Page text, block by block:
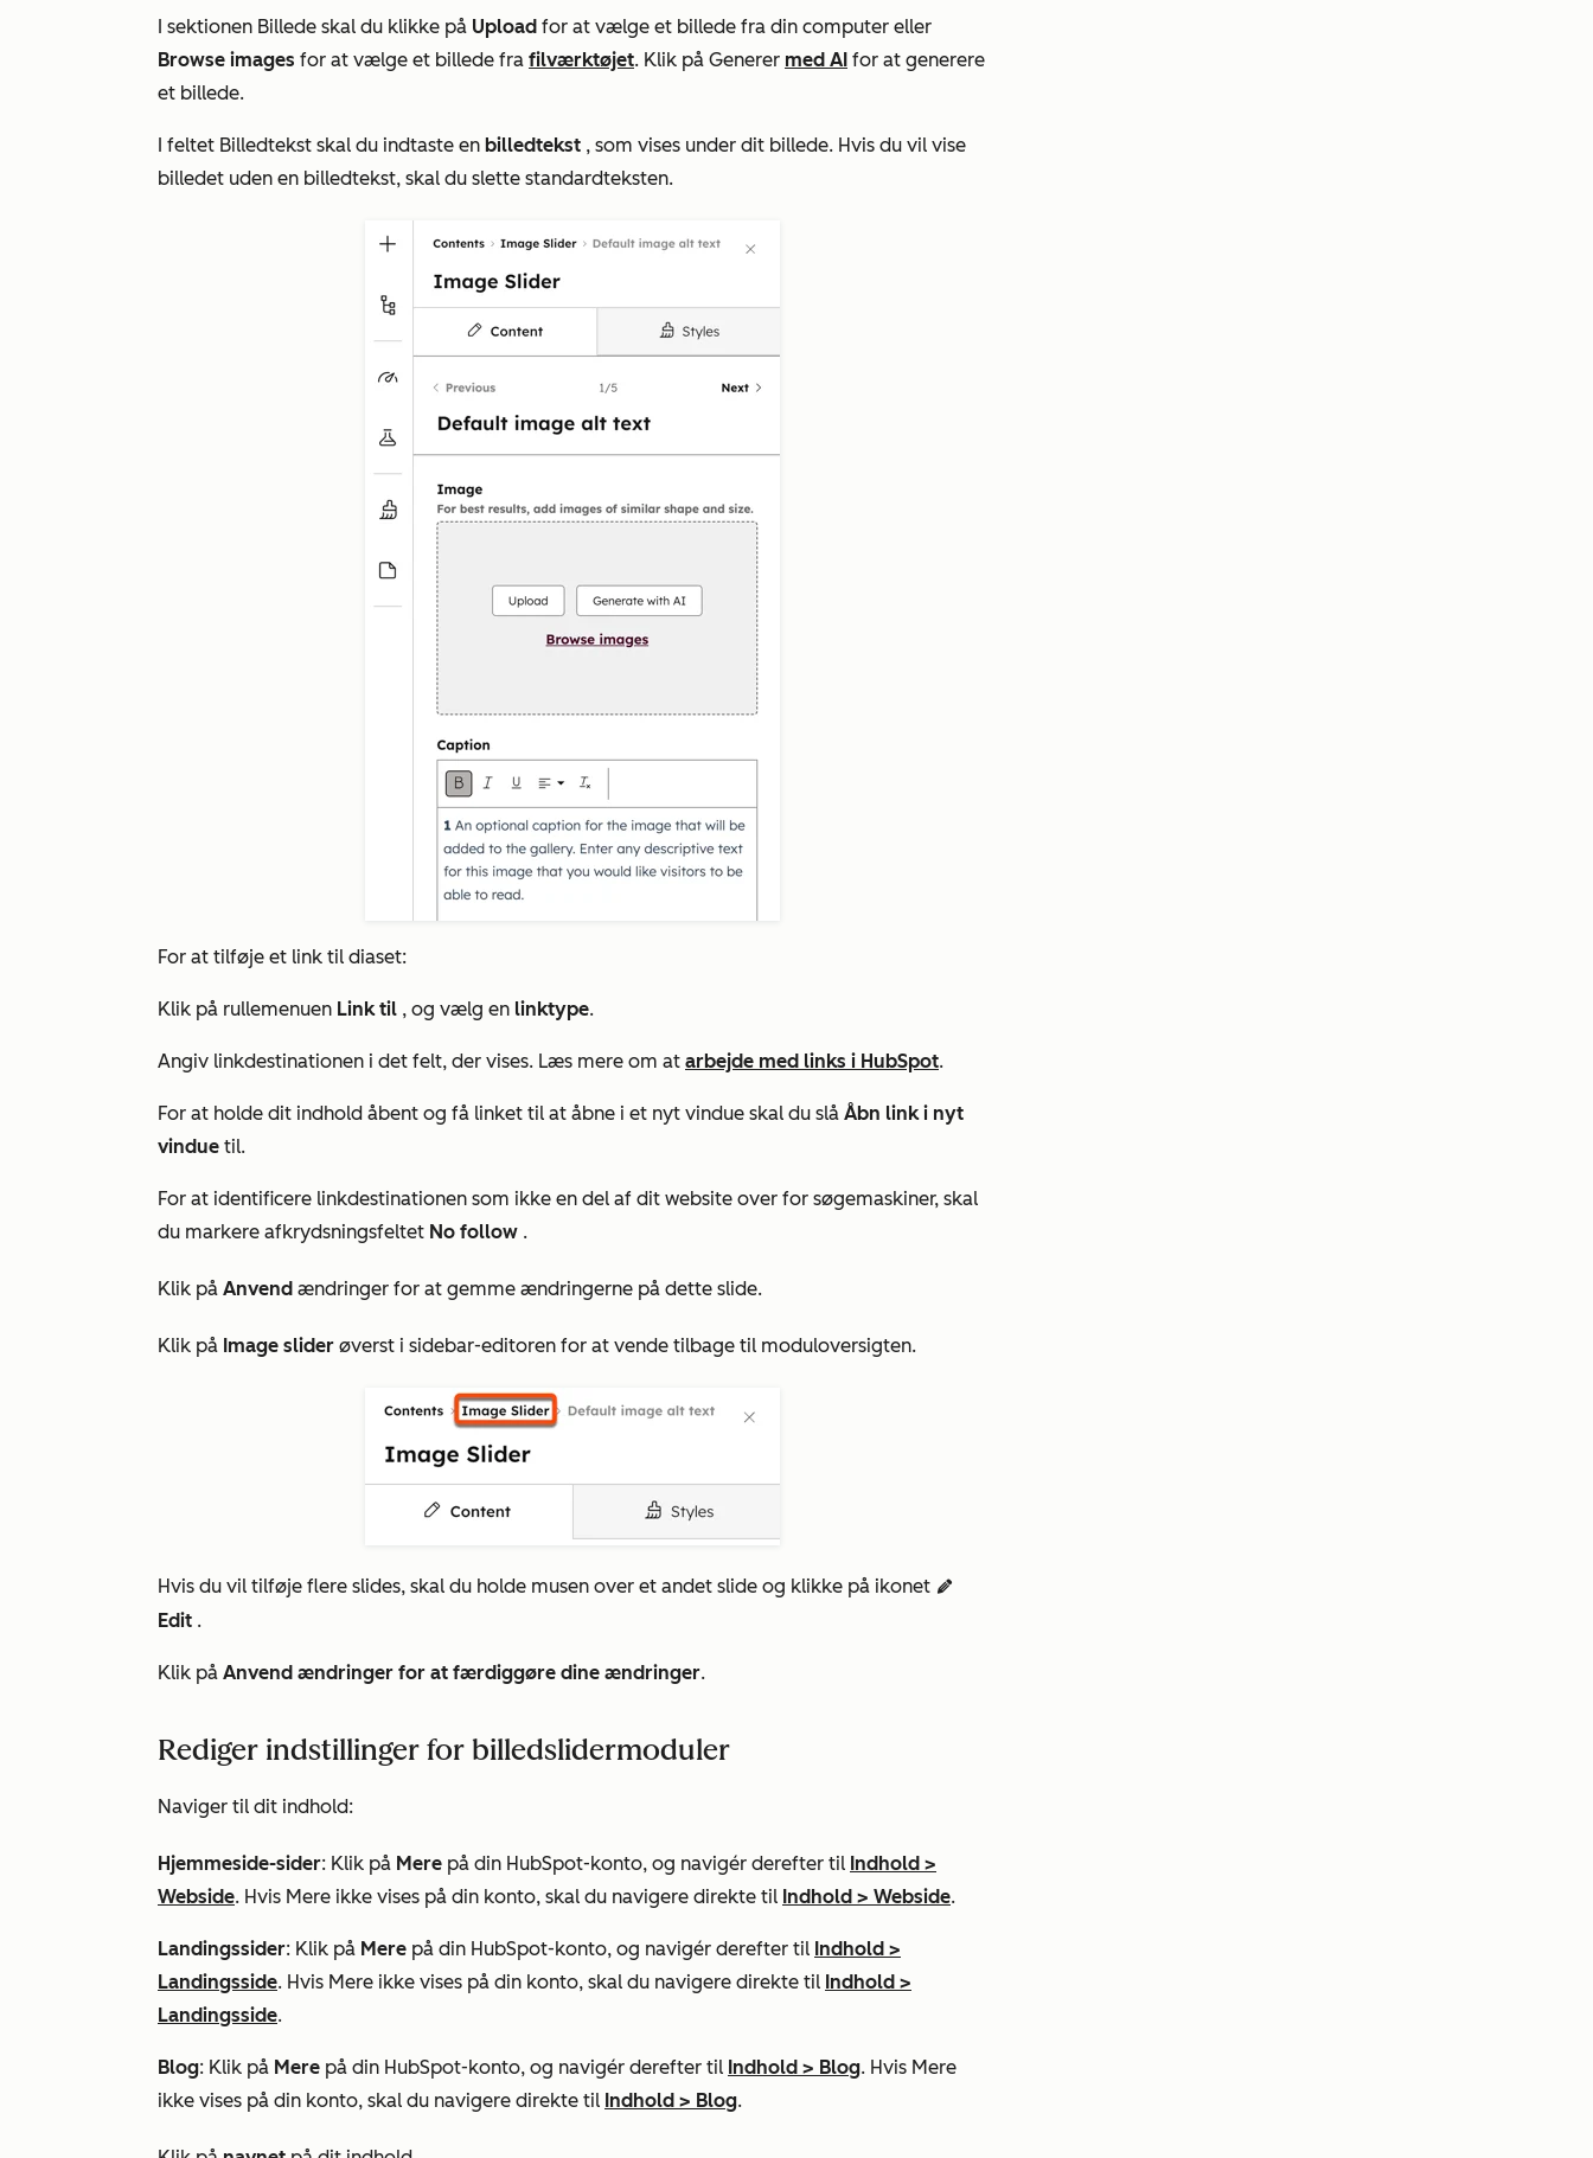
I sektionen Billede skal du klikke på Upload for at vælge et billede fra din computer eller
Browse images for at vælge et billede fra filværktøjet. Klik på Generer med AI for at generere
et billede.
I feltet Billedtekst skal du indtaste en billedtekst , som vises under dit billede. Hvis du vil vise
billedet uden en billedtekst, skal du slette standardteksten.
For at tilføje et link til diaset:
Klik på rullemenuen Link til , og vælg en linktype.
Angiv linkdestinationen i det felt, der vises. Læs mere om at arbejde med links i HubSpot.
For at holde dit indhold åbent og få linket til at åbne i et nyt vindue skal du slå Åbn link i nyt
vindue til.
For at identificere linkdestinationen som ikke en del af dit website over for søgemaskiner, skal
du markere afkrydsningsfeltet No follow .
Klik på Anvend ændringer for at gemme ændringerne på dette slide.
Klik på Image slider øverst i sidebar-editoren for at vende tilbage til moduloversigten.
Hvis du vil tilføje flere slides, skal du holde musen over et andet slide og klikke på ikonet edit
Edit .
Klik på Anvend ændringer for at færdiggøre dine ændringer.
Rediger indstillinger for billedslidermoduler
Naviger til dit indhold:
Hjemmeside-sider: Klik på Mere på din HubSpot-konto, og navigér derefter til Indhold >
Webside. Hvis Mere ikke vises på din konto, skal du navigere direkte til Indhold > Webside.
Landingssider: Klik på Mere på din HubSpot-konto, og navigér derefter til Indhold >
Landingsside. Hvis Mere ikke vises på din konto, skal du navigere direkte til Indhold >
Landingsside.
Blog: Klik på Mere på din HubSpot-konto, og navigér derefter til Indhold > Blog. Hvis Mere
ikke vises på din konto, skal du navigere direkte til Indhold > Blog.